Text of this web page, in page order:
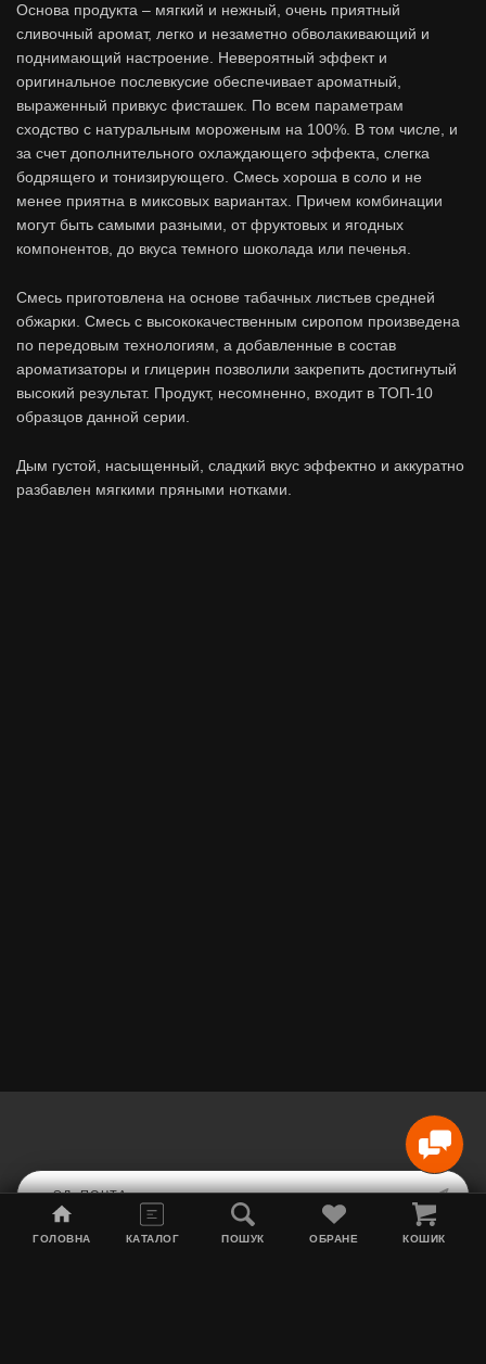
Основа продукта – мягкий и нежный, очень приятный
сливочный аромат, легко и незаметно обволакивающий и
поднимающий настроение. Невероятный эффект и
оригинальное послевкусие обеспечивает ароматный,
выраженный привкус фисташек. По всем параметрам
сходство с натуральным мороженым на 100%. В том числе, и
за счет дополнительного охлаждающего эффекта, слегка
бодрящего и тонизирующего. Смесь хороша в соло и не
менее приятна в миксовых вариантах. Причем комбинации
могут быть самыми разными, от фруктовых и ягодных
компонентов, до вкуса темного шоколада или печенья.
Смесь приготовлена на основе табачных листьев средней
обжарки. Смесь с высококачественным сиропом произведена
по передовым технологиям, а добавленные в состав
ароматизаторы и глицерин позволили закрепить достигнутый
высокий результат. Продукт, несомненно, входит в ТОП-10
образцов данной серии.
Дым густой, насыщенный, сладкий вкус эффектно и аккуратно
разбавлен мягкими пряными нотками.
ГОЛОВНА КАТАЛОГ ПОШУК ОБРАНЕ КОШИК